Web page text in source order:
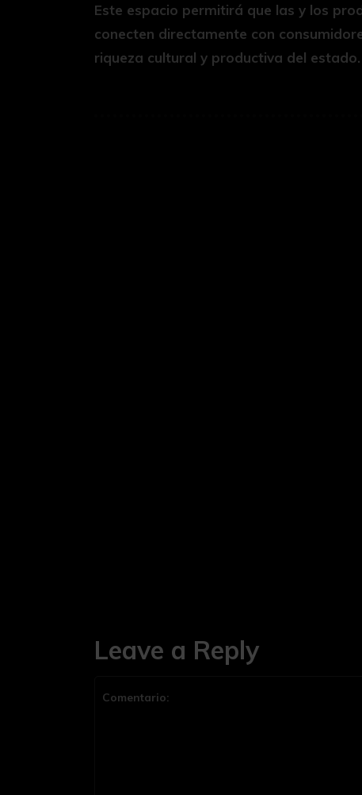
Este espacio permitirá que las y los
conecten directamente con
riqueza cultural y productiva del estado.
Leave a Reply